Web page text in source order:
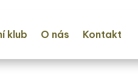
klub O nás Kontakt